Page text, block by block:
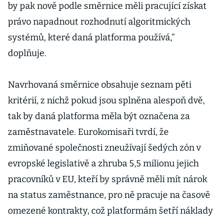
by pak nově podle směrnice měli pracující získat
právo napadnout rozhodnutí algoritmických
systémů, které daná platforma používá,“
doplňuje.
Navrhovaná směrnice obsahuje seznam pěti
kritérií, z nichž pokud jsou splněna alespoň dvě,
tak by daná platforma měla být označena za
zaměstnavatele. Eurokomisaři tvrdí, že
zmiňované společnosti zneužívají šedých zón v
evropské legislativě a zhruba 5,5 milionu jejich
pracovníků v EU, kteří by správně měli mít nárok
na status zaměstnance, pro ně pracuje na časově
omezené kontrakty, což platformám šetří náklady